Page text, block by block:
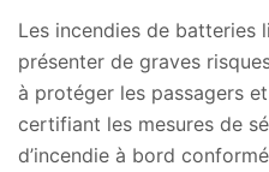
Les incendies de batteries
présenter de graves
à protéger les passagers
certifiant les mesures de
d’incendie à bord